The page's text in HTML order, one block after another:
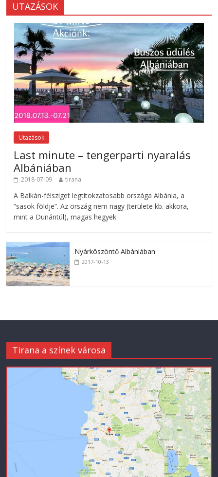
UTAZÁSOK
Utazások
Last minute – tengerparti nyaralás
Albániában
2018-07-09 tirana
A Balkán-félsziget legtitokzatosabb országa Albánia, a
“sasok földje”. Az ország nem nagy (területe kb. akkora,
mint a Dunántúl), magas hegyek
Nyárköszöntő Albániában
2017-10-13
Tirana a színek városa